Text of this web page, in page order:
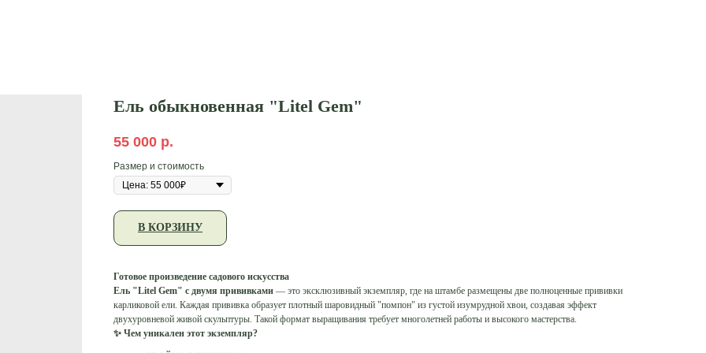
Ель обыкновенная "Litel Gem"
55 000 р.
Размер и стоимость
В КОРЗИНУ
Готовое произведение садового искусства
Ель "Litel Gem" с двумя прививками — это эксклюзивный экземпляр, где на штамбе размещены две полноценные прививки
карликовой ели. Каждая прививка образует плотный шаровидный "помпон" из густой изумрудной хвои, создавая эффект
двухуровневой живой скульптуры. Такой формат выращивания требует многолетней работы и высокого мастерства.
✨ Чем уникален этот экземпляр?